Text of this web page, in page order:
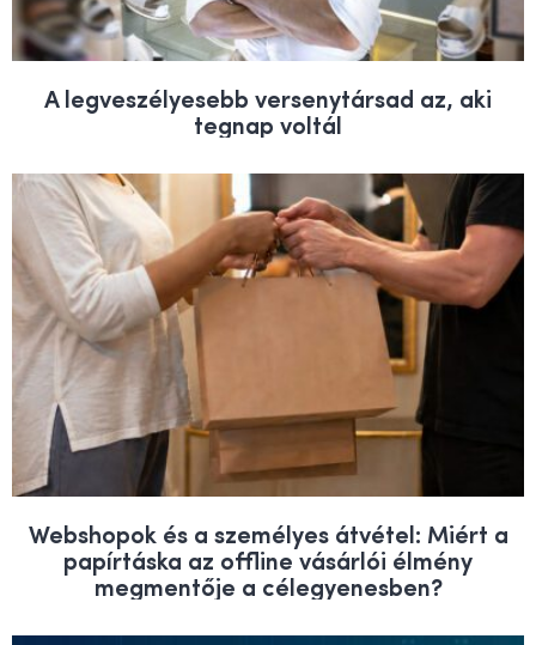
A legveszélyesebb versenytársad az, aki
tegnap voltál
Webshopok és a személyes átvétel: Miért a
papírtáska az offline vásárlói élmény
megmentője a célegyenesben?